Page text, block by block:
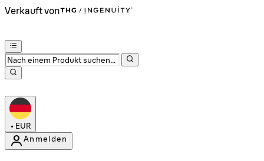
Verkauft von
• EUR
Anmelden